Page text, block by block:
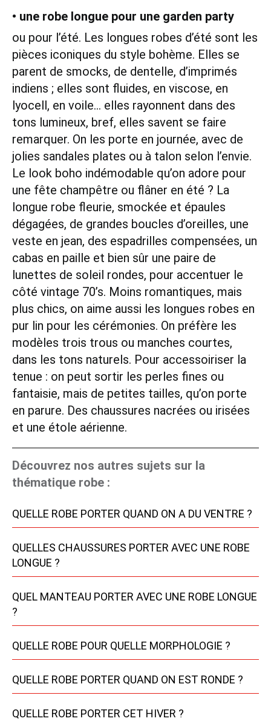
• une robe longue pour une garden party
ou pour l’été. Les longues robes d’été sont les
pièces iconiques du style bohème. Elles se
parent de smocks, de dentelle, d’imprimés
indiens ; elles sont fluides, en viscose, en
lyocell, en voile… elles rayonnent dans des
tons lumineux, bref, elles savent se faire
remarquer. On les porte en journée, avec de
jolies sandales plates ou à talon selon l’envie.
Le look boho indémodable qu’on adore pour
une fête champêtre ou flâner en été ? La
longue robe fleurie, smockée et épaules
dégagées, de grandes boucles d’oreilles, une
veste en jean, des espadrilles compensées, un
cabas en paille et bien sûr une paire de
lunettes de soleil rondes, pour accentuer le
côté vintage 70’s. Moins romantiques, mais
plus chics, on aime aussi les longues robes en
pur lin pour les cérémonies. On préfère les
modèles trois trous ou manches courtes,
dans les tons naturels. Pour accessoiriser la
tenue : on peut sortir les perles fines ou
fantaisie, mais de petites tailles, qu’on porte
en parure. Des chaussures nacrées ou irisées
et une étole aérienne.
Découvrez nos autres sujets sur la
thématique robe :
QUELLE ROBE PORTER QUAND ON A DU VENTRE ?
QUELLES CHAUSSURES PORTER AVEC UNE ROBE
LONGUE ?
QUEL MANTEAU PORTER AVEC UNE ROBE LONGUE
?
QUELLE ROBE POUR QUELLE MORPHOLOGIE ?
QUELLE ROBE PORTER QUAND ON EST RONDE ?
QUELLE ROBE PORTER CET HIVER ?